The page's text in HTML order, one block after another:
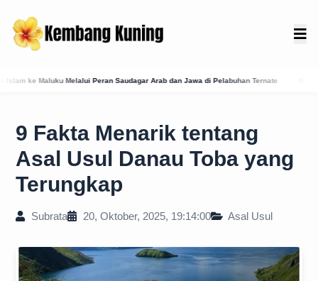
Saudagar Arab dan Jawa di Pelabuhan Ternate Membedah Presensi Online
9 Fakta Menarik tentang
Asal Usul Danau Toba yang
Terungkap
Subrata 20, Oktober, 2025, 19:14:00 Asal Usul